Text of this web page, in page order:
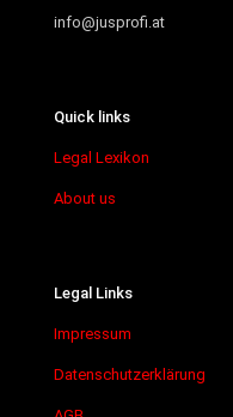
info@jusprofi.at
Quick links
Legal Lexikon
About us
Legal Links
Impressum
Datenschutzerklärung